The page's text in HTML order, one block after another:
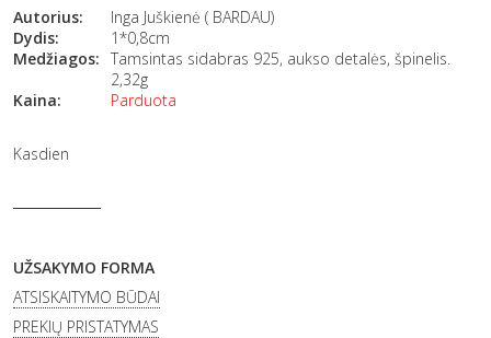
Autorius:
Inga Juškienė ( BARDAU)
Dydis:
1*0,8cm
Medžiagos: Tamsintas sidabras 925, aukso detalės, špinelis.
2,32g
Kaina:
Parduota
Kasdien
UŽSAKYMO FORMA
ATSISKAITYMO BŪDAI
PREKIŲ PRISTATYMAS